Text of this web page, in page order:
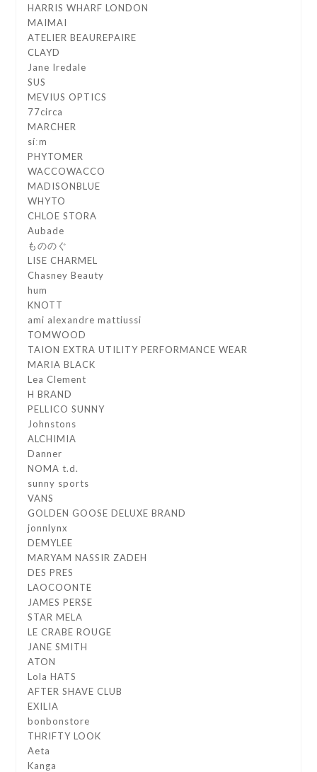
HARRIS WHARF LONDON
MAIMAI
ATELIER BEAUREPAIRE
CLAYD
Jane Iredale
SUS
MEVIUS OPTICS
77circa
MARCHER
síːm
PHYTOMER
WACCOWACCO
MADISONBLUE
WHYTO
CHLOE STORA
Aubade
もののぐ
LISE CHARMEL
Chasney Beauty
hum
KNOTT
ami alexandre mattiussi
TOMWOOD
TAION EXTRA UTILITY PERFORMANCE WEAR
MARIA BLACK
Lea Clement
H BRAND
PELLICO SUNNY
Johnstons
ALCHIMIA
Danner
NOMA t.d.
sunny sports
VANS
GOLDEN GOOSE DELUXE BRAND
jonnlynx
DEMYLEE
MARYAM NASSIR ZADEH
DES PRES
LAOCOONTE
JAMES PERSE
STAR MELA
LE CRABE ROUGE
JANE SMITH
ATON
Lola HATS
AFTER SHAVE CLUB
EXILIA
bonbonstore
THRIFTY LOOK
Aeta
Kanga